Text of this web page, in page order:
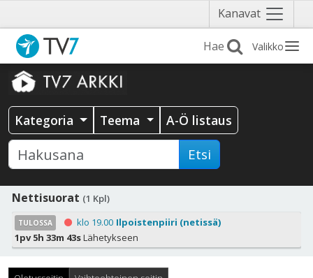
Kanavat Näytä
valikko
Valikko
Kategoria Teema A-Ö listaus
Etsi
Nettisuorat (1 Kpl)
TULOSSA klo 19.00 Ilpoistenpiiri (netissä)
1pv 5h 33m 41sLähetykseen